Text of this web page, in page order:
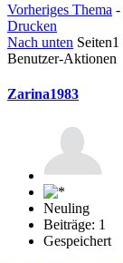
Vorheriges Thema -
Drucken
Nach unten Seiten1
Benutzer-Aktionen
Zarina1983
Neuling
Beiträge: 1
Gespeichert